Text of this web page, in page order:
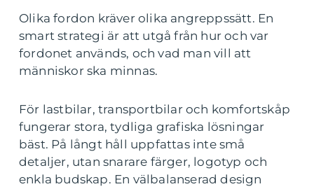
Olika fordon kräver olika angreppssätt. En
smart strategi är att utgå från hur och var
fordonet används, och vad man vill att
människor ska minnas.
För lastbilar, transportbilar och komfortskåp
fungerar stora, tydliga grafiska lösningar
bäst. På långt håll uppfattas inte små
detaljer, utan snarare färger, logotyp och
enkla budskap. En välbalanserad design